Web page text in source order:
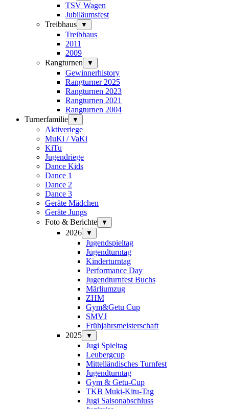
TSV Wagen
Jubiläumsfest
Treibhaus
▼
Treibhaus
2011
2009
Rangturnen
▼
Gewinnerhistory
Rangturner 2025
Rangturnen 2023
Rangturnen 2021
Rangturnen 2004
Turnerfamilie
▼
Aktiveriege
MuKi / VaKi
KiTu
Jugendriege
Dance Kids
Dance 1
Dance 2
Dance 3
Geräte Mädchen
Geräte Jungs
Foto & Berichte
▼
2026 ▼
Jugendspieltag
Jugendturntag
Kinderturntag
Performance Day
Jugendturnfest Buchs
Märliumzug
ZHM
Gym&Getu Cup
SMVJ
Frühjahrsmeisterschaft
2025
▼
Jugi Spieltag
Leubergcup
Mittelländisches Turnfest
Jugendturntag
Gym & Getu-Cup
TKB Muki-Kitu-Tag
Jugi Saisonabschluss